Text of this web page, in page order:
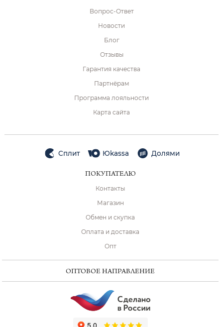
Вопрос-Ответ
Новости
Блог
Отзывы
Гарантия качества
Партнёрам
Программа лояльности
Карта сайта
Сплит Юkassa Долями
ПОКУПАТЕЛЮ
Контакты
Магазин
Обмен и скупка
Оплата и доставка
Опт
ОПТОВОЕ НАПРАВЛЕНИЕ